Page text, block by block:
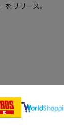
リリース。